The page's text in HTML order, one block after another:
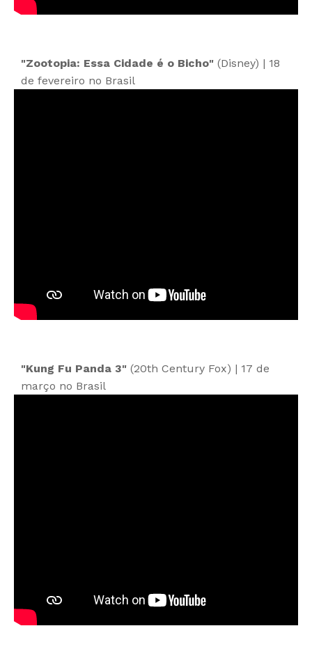
"Zootopia: Essa Cidade é o Bicho" (Disney) | 18
de fevereiro no Brasil
"Kung Fu Panda 3" (20th Century Fox) | 17 de
março no Brasil